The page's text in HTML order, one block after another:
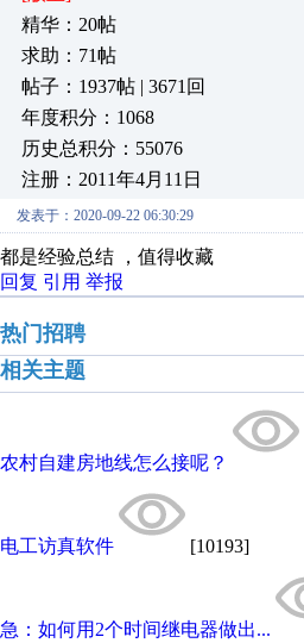
精华：20帖
求助：71帖
帖子：1937帖 | 3671回
年度积分：1068
历史总积分：55076
注册：2011年4月11日
发表于：2020-09-22 06:30:29
都是经验总结 ，值得收藏
回复 引用 举报
热门招聘
相关主题
农村自建房地线怎么接呢？
电工访真软件 [10193]
急：如何用2个时间继电器做出...